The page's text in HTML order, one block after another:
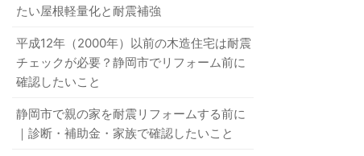
たい屋根軽量化と耐震補強
平成12年（2000年）以前の木造住宅は耐震
チェックが必要？静岡市でリフォーム前に
確認したいこと
静岡市で親の家を耐震リフォームする前に
｜診断・補助金・家族で確認したいこと